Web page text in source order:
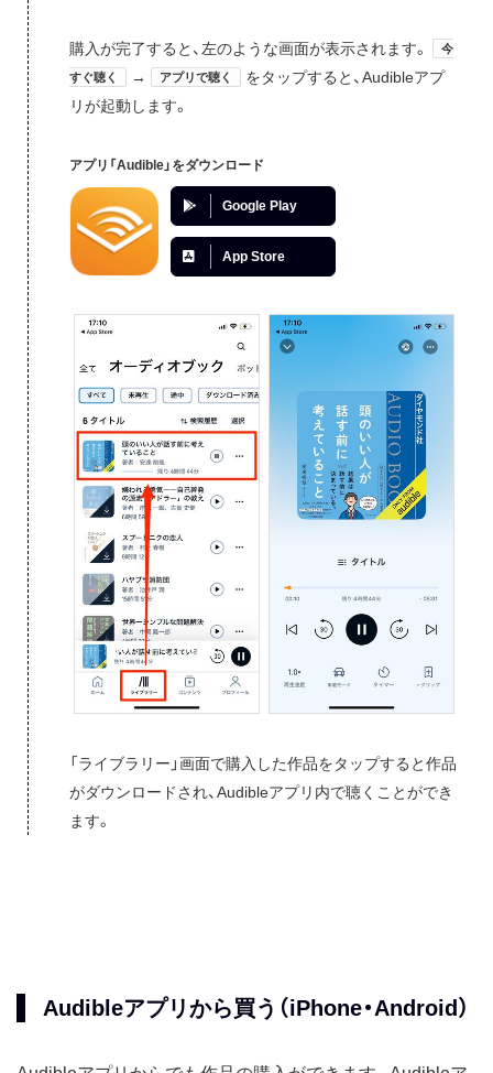
購入が完了すると、左のような画面が表示されます。 今
すぐ聴く → アプリで聴く
をタップすると、Audibleアプ
リが起動します。
アプリ「Audible」をダウンロード
Google Play
App Store
「ライブラリー」画面で購入した作品をタップすると作品
がダウンロードされ、Audibleアプリ内で聴くことができ
ます。
Audibleアプリから買う（iPhone・Android）